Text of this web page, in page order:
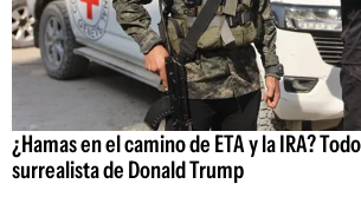
¿Hamas en el camino de ETA y la IRA?
surrealista de Donald Trump